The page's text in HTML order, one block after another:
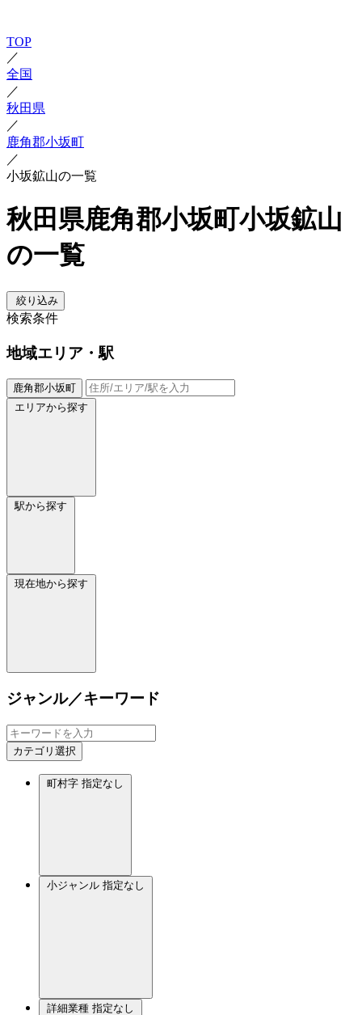
TOP
／
全国
／
秋田県
／
鹿角郡小坂町
／
小坂鉱山の一覧
秋田県鹿角郡小坂町小坂鉱山
の一覧
絞り込み
検索条件
地域エリア・駅
鹿角郡小坂町
エリアから探す
駅から探す
現在地から探す
ジャンル／キーワード
カテゴリ選択
町村字 指定なし
小ジャンル 指定なし
詳細業種 指定なし